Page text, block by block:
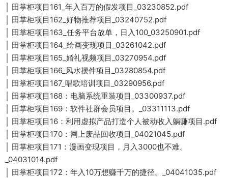
│ 田掌柜项目161_年入百万的假发项目_03230852.pdf
│ 田掌柜项目162_好物推荐项目_03240752.pdf
│ 田掌柜项目163_任务平台放单，日入100_03250901.pdf
│ 田掌柜项目164_绘画变现项目_03261042.pdf
│ 田掌柜项目165_婚礼视频项目_03270954.pdf
│ 田掌柜项目166_风水摆件项目_03280854.pdf
│ 田掌柜项目167_唱歌培训项目_03290956.pdf
│ 田掌柜项目168：电脑系统重装项目_03300937.pdf
│ 田掌柜项目169：软件社群会员项目。_03311113.pdf
│ 田掌柜项目16：利用虚拟产品打造个人被动收入躺赚项目.pdf
│ 田掌柜项目170：网上废品回收项目_04021045.pdf
│ 田掌柜项目171：漫画变现项目，月入3000也不难。
_04031014.pdf
│ 田掌柜项目172：年入10万想赚千万的捷径。_04041035.pdf